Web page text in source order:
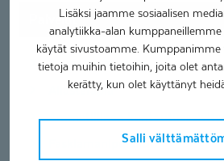
Lisäksi jaamme sosiaalisen
analytiikka-alan
käytät sivustoamme.
tietoja muihin tietoihin, joita olet
kerätty, kun olet käyttänyt
Salli
Palvelut
Alaraajatutkimus
Allasterapia
Ammatillinen
Faskiamanipulaatio